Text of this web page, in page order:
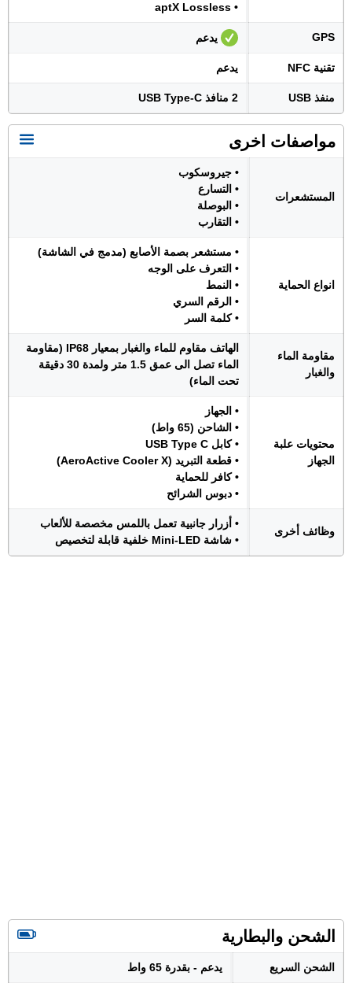
• aptX Lossless
GPS يدعم
تقنية NFC يدعم
منفذ USB 2 منافذ USB Type-C
مواصفات اخرى
المستشعرات
• جيروسكوب
• التسارع
• البوصلة
• التقارب
انواع الحماية
• مستشعر بصمة الأصابع (مدمج في الشاشة)
• التعرف على الوجه
• النمط
• الرقم السري
• كلمة السر
مقاومة الماء
والغبار
الهاتف مقاوم للماء والغبار بمعيار IP68 (مقاومة
الماء تصل الى عمق 1.5 متر ولمدة 30 دقيقة
تحت الماء)
محتويات علبة
الجهاز
• الجهاز
• الشاحن (65 واط)
• كابل USB Type C
• قطعة التبريد (AeroActive Cooler X)
• كافر للحماية
• دبوس الشرائح
وظائف أخرى
• أزرار جانبية تعمل باللمس مخصصة للألعاب
• شاشة Mini-LED خلفية قابلة لتخصيص
الشحن والبطارية
الشحن السريع يدعم - بقدرة 65 واط